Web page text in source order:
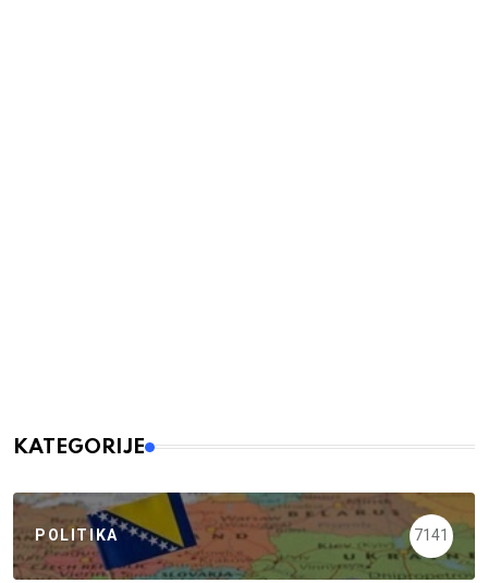
KATEGORIJE
POLITIKA 7141